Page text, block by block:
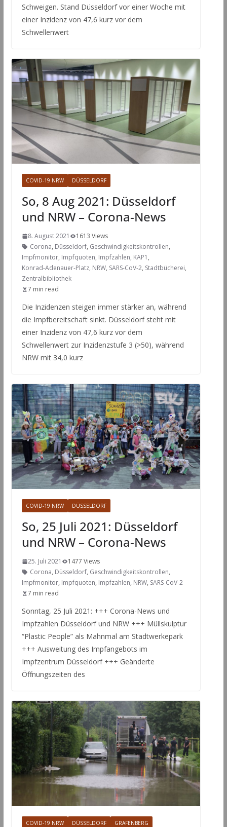
Schweigen. Stand Düsseldorf vor einer Woche mit
einer Inzidenz von 47,6 kurz vor dem
Schwellenwert
COVID-19 NRW DÜSSELDORF
So, 8 Aug 2021: Düsseldorf
und NRW – Corona-News
8. August 2021
1613 Views
Corona, Düsseldorf, Geschwindigkeitskontrollen,
Impfmonitor, Impfquoten, Impfzahlen, KAP1 ,
Konrad-Adenauer-Platz, NRW, SARS-CoV-2, Stadtbücherei,
Zentralbibliothek
7 min read
Die Inzidenzen steigen immer stärker an, während
die Impfbereitschaft sinkt. Düsseldorf steht mit
einer Inzidenz von 47,6 kurz vor dem
Schwellenwert zur Inzidenzstufe 3 (>50), während
NRW mit 34,0 kurz
COVID-19 NRW DÜSSELDORF
So, 25 Juli 2021: Düsseldorf
und NRW – Corona-News
25. Juli 2021
1477 Views
Corona, Düsseldorf, Geschwindigkeitskontrollen,
Impfmonitor, Impfquoten, Impfzahlen, NRW, SARS-CoV-2
7 min read
Sonntag, 25 Juli 2021: +++ Corona-News und
Impfzahlen Düsseldorf und NRW +++ Müllskulptur
“Plastic People” als Mahnmal am Stadtwerkepark
+++ Ausweitung des Impfangebots im
Impfzentrum Düsseldorf +++ Geänderte
Öffnungszeiten des
COVID-19 NRW DÜSSELDORF GRAFENBERG